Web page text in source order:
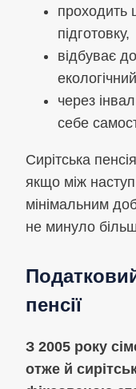
проходить
підготовку,
відбуває
через
себе
Сирітська
якщо між
мінімальним
не минуло
пенсії
З 2005 року
отже й